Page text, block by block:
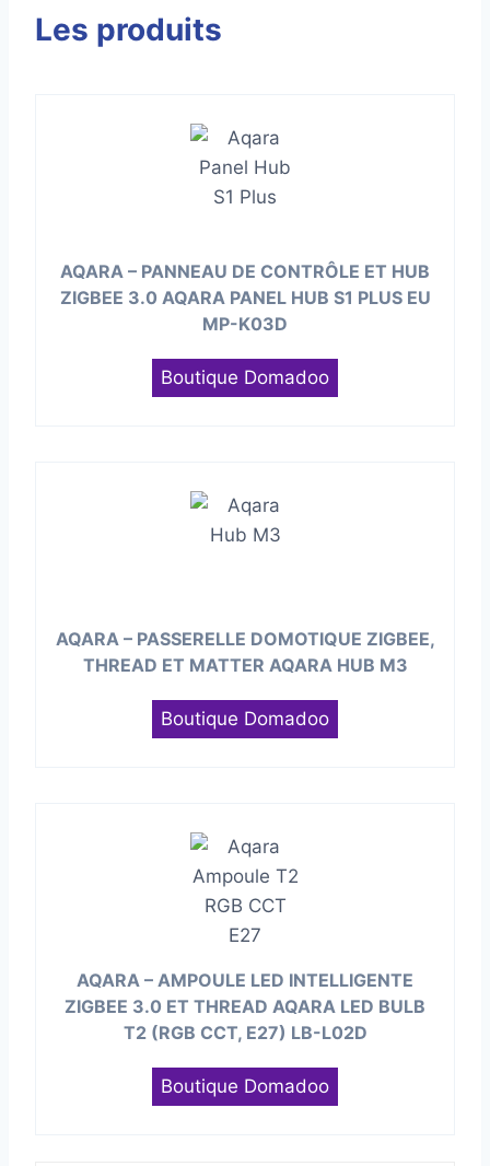
Les produits
AQARA – PANNEAU DE CONTRÔLE ET HUB
ZIGBEE 3.0 AQARA PANEL HUB S1 PLUS EU
MP-K03D
Boutique Domadoo
AQARA – PASSERELLE DOMOTIQUE ZIGBEE,
THREAD ET MATTER AQARA HUB M3
Boutique Domadoo
AQARA – AMPOULE LED INTELLIGENTE
ZIGBEE 3.0 ET THREAD AQARA LED BULB
T2 (RGB CCT, E27) LB-L02D
Boutique Domadoo